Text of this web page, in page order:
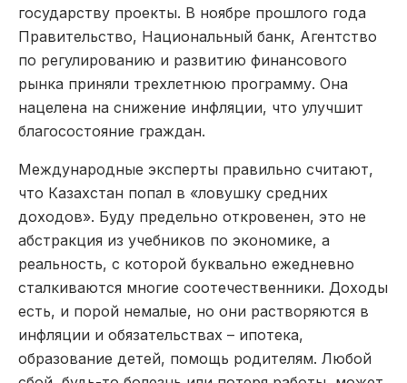
государству проекты. В ноябре прошлого года
Правительство, Национальный банк, Агентство
по регулированию и развитию финансового
рынка приняли трехлетнюю программу. Она
нацелена на снижение инфляции, что улучшит
благосостояние граждан.
Международные эксперты правильно считают,
что Казахстан попал в «ловушку средних
доходов». Буду предельно откровенен, это не
абстракция из учебников по экономике, а
реальность, с которой буквально ежедневно
сталкиваются многие соотечественники. Доходы
есть, и порой немалые, но они растворяются в
инфляции и обязательствах – ипотека,
образование детей, помощь родителям. Любой